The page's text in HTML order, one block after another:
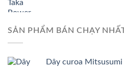
SẢN PHẨM BÁN CHẠY
Dây curoa